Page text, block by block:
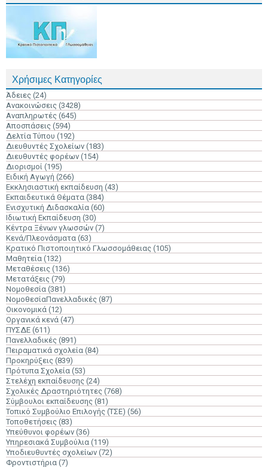
Χρήσιμες Κατηγορίες
Άδειες (24)
Ανακοινώσεις (3428)
Αναπληρωτές (645)
Αποσπάσεις (594)
Δελτία Τύπου (192)
Διευθυντές Σχολείων (183)
Διευθυντές φορέων (154)
Διορισμοί (195)
Ειδική Αγωγή (266)
Εκκλησιαστική εκπαίδευση (43)
Εκπαιδευτικά Θέματα (384)
Ενισχυτική Διδασκαλία (60)
Ιδιωτική Εκπαίδευση (30)
Κέντρα Ξένων γλωσσών (7)
Κενά/Πλεονάσματα (63)
Κρατικό Πιστοποιητικό Γλωσσομάθειας (105)
Μαθητεία (132)
Μεταθέσεις (136)
Μετατάξεις (79)
Νομοθεσία (381)
ΝομοθεσίαΠανελλαδικές (87)
Οικονομικά (12)
Οργανικά κενά (47)
ΠΥΣΔΕ (611)
Πανελλαδικές (891)
Πειραματικά σχολεία (84)
Προκηρύξεις (839)
Πρότυπα Σχολεία (53)
Στελέχη εκπαίδευσης (24)
Σχολικές Δραστηριότητες (768)
Σύμβουλοι εκπαίδευσης (81)
Τοπικό Συμβούλιο Επιλογής (ΤΣΕ) (56)
Τοποθετήσεις (83)
Υπεύθυνοι φορέων (36)
Υπηρεσιακά Συμβούλια (119)
Υποδιευθυντές σχολείων (72)
Φροντιστήρια (7)